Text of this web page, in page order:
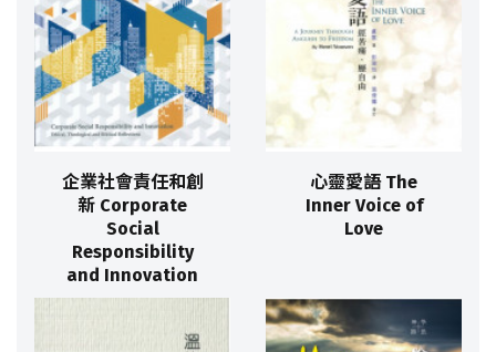
企業社會責任和創
新 Corporate
Social
Responsibility
and Innovation
心靈愛語 The
Inner Voice of
Love